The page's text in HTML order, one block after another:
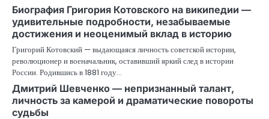
Биография Григория Котовского на википедии —
удивительные подробности, незабываемые
достижения и неоценимый вклад в историю
Григорий Котовский — выдающаяся личность советской истории,
революционер и военачальник, оставивший яркий след в истории
России. Родившись в 1881 году…
Дмитрий Шевченко — непризнанный талант,
личность за камерой и драматические повороты
судьбы